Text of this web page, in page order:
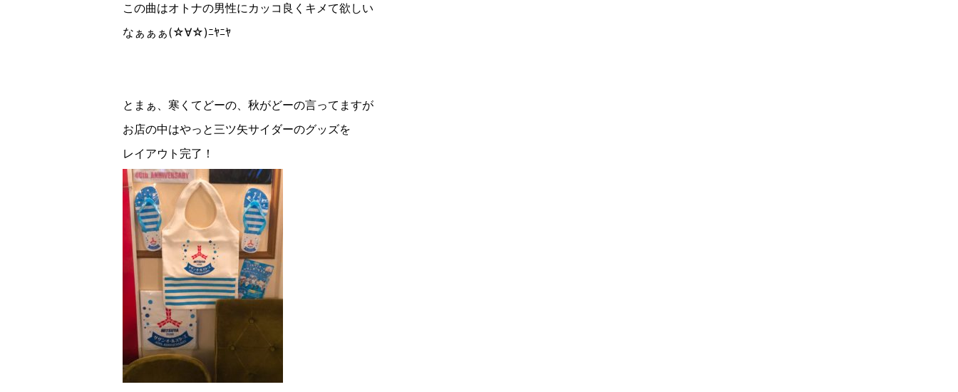
この曲はオトナの男性にカッコ良くキメて欲しい
なぁぁぁ(☆︎∀︎☆︎)ﾆﾔﾆﾔ
とまぁ、寒くてどーの、秋がどーの言ってますが
お店の中はやっと三ツ矢サイダーのグッズを
レイアウト完了！